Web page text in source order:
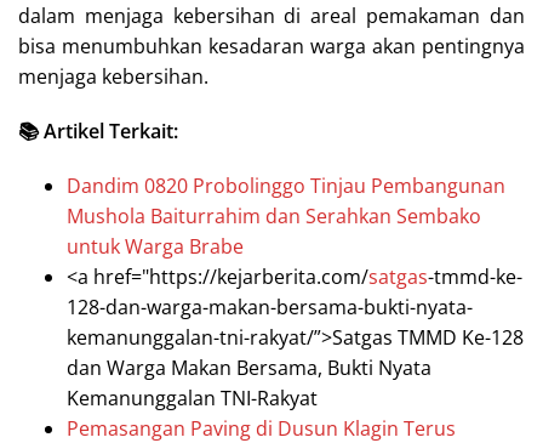
dalam menjaga kebersihan di areal pemakaman dan
bisa menumbuhkan kesadaran warga akan pentingnya
menjaga kebersihan.
📚 Artikel Terkait:
Dandim 0820 Probolinggo Tinjau Pembangunan
Mushola Baiturrahim dan Serahkan Sembako
untuk Warga Brabe
<a href="https://kejarberita.com/satgas-tmmd-ke-
128-dan-warga-makan-bersama-bukti-nyata-
kemanunggalan-tni-rakyat/”>Satgas TMMD Ke-128
dan Warga Makan Bersama, Bukti Nyata
Kemanunggalan TNI-Rakyat
Pemasangan Paving di Dusun Klagin Terus